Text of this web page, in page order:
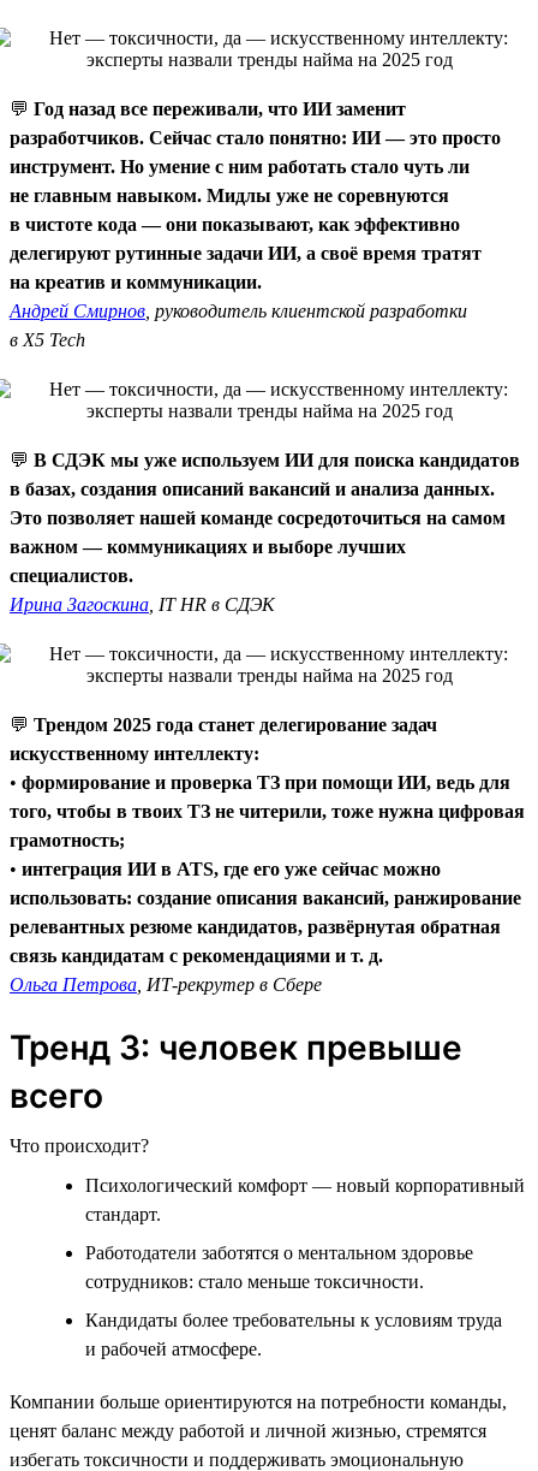
💬 Год назад все переживали, что ИИ заменит
разработчиков. Сейчас стало понятно: ИИ — это просто
инструмент. Но умение с ним работать стало чуть ли
не главным навыком. Мидлы уже не соревнуются
в чистоте кода — они показывают, как эффективно
делегируют рутинные задачи ИИ, а своё время тратят
на креатив и коммуникации.
Андрей Смирнов , руководитель клиентской разработки
в X5 Tech
💬 В СДЭК мы уже используем ИИ для поиска кандидатов
в базах, создания описаний вакансий и анализа данных.
Это позволяет нашей команде сосредоточиться на самом
важном — коммуникациях и выборе лучших
специалистов.
Ирина Загоскина , IT HR в СДЭК
💬 Трендом 2025 года станет делегирование задач
искусственному интеллекту:
• формирование и проверка ТЗ при помощи ИИ, ведь для
того, чтобы в твоих ТЗ не читерили, тоже нужна цифровая
грамотность;
• интеграция ИИ в ATS, где его уже сейчас можно
использовать: создание описания вакансий, ранжирование
релевантных резюме кандидатов, развёрнутая обратная
связь кандидатам с рекомендациями и т. д.
Ольга Петрова , ИТ-рекрутер в Сбере
Тренд 3: человек превыше
всего
Что происходит?
Психологический комфорт — новый корпоративный
стандарт.
Работодатели заботятся о ментальном здоровье
сотрудников: стало меньше токсичности.
Кандидаты более требовательны к условиям труда
и рабочей атмосфере.
Компании больше ориентируются на потребности команды,
ценят баланс между работой и личной жизнью, стремятся
избегать токсичности и поддерживать эмоциональную